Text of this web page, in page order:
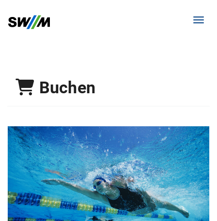
Menü
Buchen